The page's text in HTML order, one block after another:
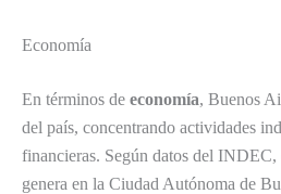
Economía
En términos de economía, Buenos
del país, concentrando actividades
financieras. Según datos del
genera en la Ciudad Autónoma de